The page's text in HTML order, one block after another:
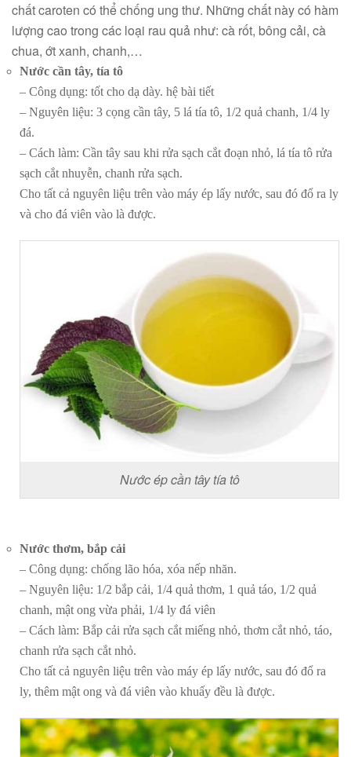
chất caroten có thể chống ung thư. Những chất này có hàm
lượng cao trong các loại rau quả như: cà rốt, bông cải, cà
chua, ớt xanh, chanh,…
Nước cần tây, tía tô
– Công dụng: tốt cho dạ dày. hệ bài tiết
– Nguyên liệu: 3 cọng cần tây, 5 lá tía tô, 1/2 quả chanh, 1/4 ly
đá.
– Cách làm: Cần tây sau khi rửa sạch cắt đoạn nhỏ, lá tía tô rửa
sạch cắt nhuyễn, chanh rửa sạch.
Cho tất cả nguyên liệu trên vào máy ép lấy nước, sau đó đổ ra ly
và cho đá viên vào là được.
Nước ép cần tây tía tô
Nước thơm, bắp cải
– Công dụng: chống lão hóa, xóa nếp nhăn.
– Nguyên liệu: 1/2 bắp cải, 1/4 quả thơm, 1 quả táo, 1/2 quả
chanh, mật ong vừa phải, 1/4 ly đá viên
– Cách làm: Bắp cải rửa sạch cắt miếng nhỏ, thơm cắt nhỏ, táo,
chanh rửa sạch cắt nhỏ.
Cho tất cả nguyên liệu trên vào máy ép lấy nước, sau đó đổ ra
ly, thêm mật ong và đá viên vào khuấy đều là được.